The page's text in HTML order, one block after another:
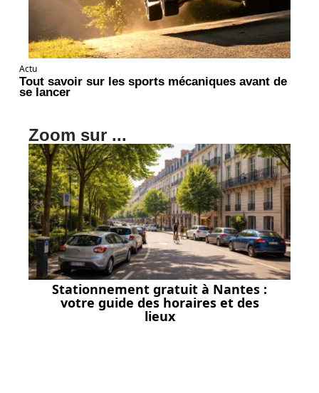
Actu
Tout savoir sur les sports mécaniques avant de
se lancer
Zoom sur ...
Stationnement gratuit à Nantes :
votre guide des horaires et des
lieux